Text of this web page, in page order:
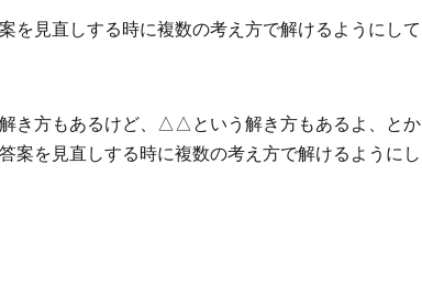
を見直しする時に複数の考え方で解けるようにして
き方もあるけど、△△という解き方もあるよ、とか
を見直しする時に複数の考え方で解けるようにし